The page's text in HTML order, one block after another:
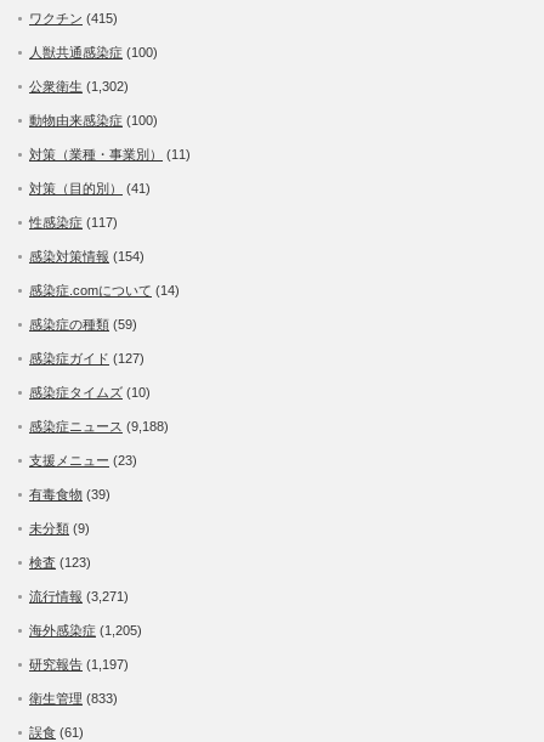
ワクチン (415)
人獣共通感染症 (100)
公衆衛生 (1,302)
動物由来感染症 (100)
対策（業種・事業別） (11)
対策（目的別） (41)
性感染症 (117)
感染対策情報 (154)
感染症.comについて (14)
感染症の種類 (59)
感染症ガイド (127)
感染症タイムズ (10)
感染症ニュース (9,188)
支援メニュー (23)
有毒食物 (39)
未分類 (9)
検査 (123)
流行情報 (3,271)
海外感染症 (1,205)
研究報告 (1,197)
衛生管理 (833)
誤食 (61)